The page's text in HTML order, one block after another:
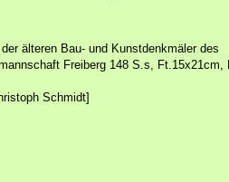
älteren Bau- und Kunstdenkmäler des
Freiberg 148 S.s, Ft.15x21cm,
Schmidt]